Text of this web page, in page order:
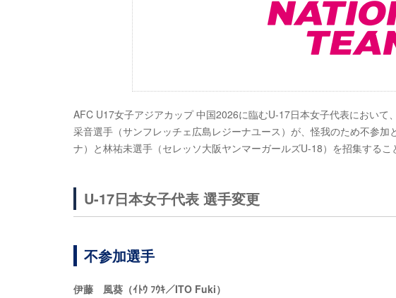
AFC U17女子アジアカップ 中国2026に臨むU-17日本女子代表におい
采音選手（サンフレッチェ広島レジーナユース）が、怪我のため不参
ナ）と林祐未選手（セレッソ大阪ヤンマーガールズU-18）を招集するこ
U-17日本女子代表 選手変更
不参加選手
伊藤 風葵（ｲﾄｳ ﾌｳｷ／ITO Fuki）